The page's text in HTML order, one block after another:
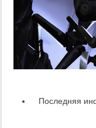
Последняя